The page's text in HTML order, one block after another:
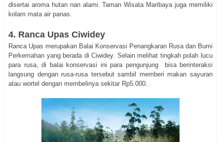
disertai aroma hutan nan alami. Taman Wisata Maribaya juga memiliki
kolam mata air panas.
4. Ranca Upas Ciwidey
Ranca Upas merupakan Balai Konservasi Penangkaran Rusa dan Bumi
Perkemahan yang berada di Ciwidey. Selain melihat tingkah polah lucu
para rusa, di balai konservasi ini para pengunjung bisa berinteraksi
langsung dengan rusa-rusa tersebut sambil memberi makan sayuran
atau wortel dengan membelinya sekitar Rp5.000.